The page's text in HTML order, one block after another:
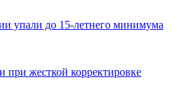
упали до 15-летнего минимума
при жесткой корректировке